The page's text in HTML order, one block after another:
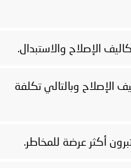
الإصلاح والاستبدال.
الإصلاح وبالتالي تكلفة
أكثر عرضة للمخاطر.